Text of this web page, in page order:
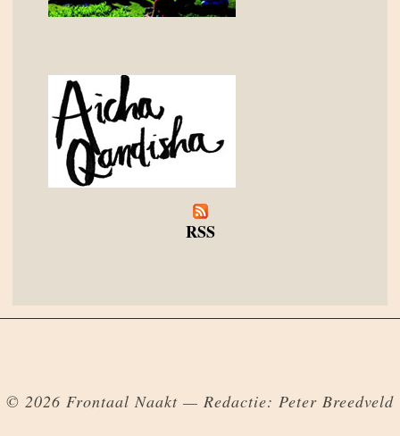
RSS
© 2026 Frontaal Naakt — Redactie: Peter Breedveld